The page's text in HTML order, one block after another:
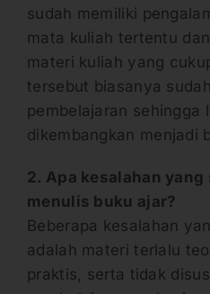
sudah memiliki
mata kuliah tertentu
materi kuliah yang
tersebut biasanya
pembelajaran sehingga
dikembangkan menjadi
2. Apa kesalahan
menulis buku ajar?
Beberapa kesalahan
adalah materi terlalu
praktis, serta tidak